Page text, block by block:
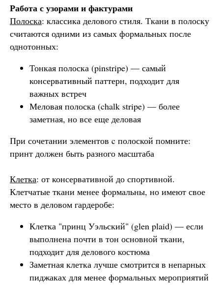
Работа с узорами и фактурами
Полоска: классика делового стиля. Ткани в полоску
считаются одними из самых формальных после
однотонных:
Тонкая полоска (pinstripe) — самый
консервативный паттерн, подходит для
важных встреч
Меловая полоска (chalk stripe) — более
заметная, но все еще деловая
При сочетании элементов c полоской помните:
принт должен быть разного масштаба
Клетка: от консервативной до спортивной.
Клетчатые ткани менее формальны, но имеют свое
место в деловом гардеробе:
Клетка "принц Уэльский" (glen plaid) — если
выполнена почти в тон основной ткани,
подходит для делового костюма
Заметная клетка лучше смотрится в непарных
пиджаках для менее формальных мероприятий